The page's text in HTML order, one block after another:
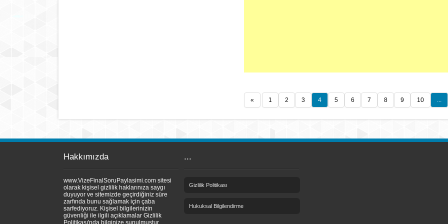
« 1 2 3 4 5 6 7 8 9 10 ...
Hakkımızda
www.VizeFinalSoruPaylasimi.com sitesi
olarak kişisel gizlilik haklarınıza saygı
duyuyor ve sitemizde geçirdiğiniz süre
zarfında bunu sağlamak için çaba
sarfediyoruz. Kişisel bilgilerinizin
güvenliği ile ilgili açıklamalar Gizlilik
Politikası'nda bilginize sunulmuştur.
...
Gizlilik Politikası
Hukuksal Bilgilendirme